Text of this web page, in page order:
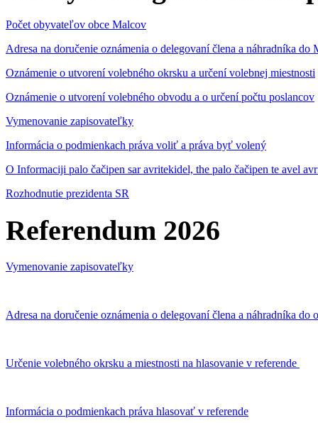
Počet obyvateľov obce Malcov
Adresa na doručenie oznámenia o delegovaní člena a náhradníka
Oznámenie o utvorení volebného okrsku a určení volebnej miestnosti
Oznámenie o utvorení volebného obvodu a o určení počtu poslancov
Vymenovanie zapisovateľky
Informácia o podmienkach práva voliť a práva byť volený
O Informaciji palo čačipen sar avritekidel, the palo čačipen te avel
Rozhodnutie prezidenta SR
Referendum 2026
Vymenovanie zapisovateľky
Adresa na doručenie oznámenia o delegovaní člena a náhradníka
Určenie volebného okrsku a miestnosti na hlasovanie v referende
Informácia o podmienkach práva hlasovať v referende